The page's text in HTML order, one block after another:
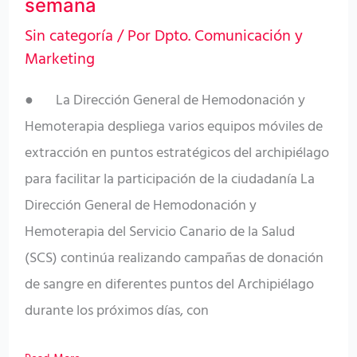
semana
Sin categoría/ PorDpto. Comunicación y
Marketing
● La Dirección General de Hemodonación y
Hemoterapia despliega varios equipos móviles de
extracción en puntos estratégicos del archipiélago
para facilitar la participación de la ciudadanía La
Dirección General de Hemodonación y
Hemoterapia del Servicio Canario de la Salud
(SCS) continúa realizando campañas de donación
de sangre en diferentes puntos del Archipiélago
durante los próximos días, con
la
próxima
semana